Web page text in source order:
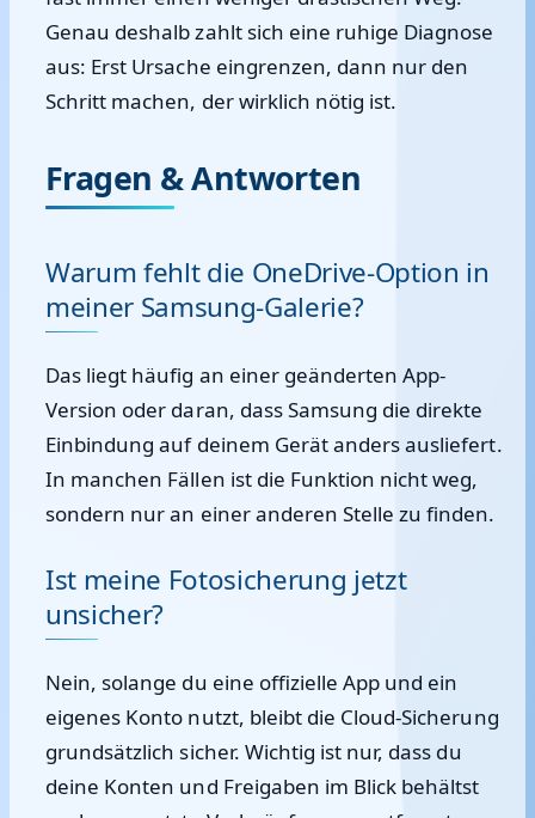
Genau deshalb zahlt sich eine ruhige Diagnose
aus: Erst Ursache eingrenzen, dann nur den
Schritt machen, der wirklich nötig ist.
Fragen & Antworten
Warum fehlt die OneDrive-Option in
meiner Samsung-Galerie?
Das liegt häufig an einer geänderten App-
Version oder daran, dass Samsung die direkte
Einbindung auf deinem Gerät anders ausliefert.
In manchen Fällen ist die Funktion nicht weg,
sondern nur an einer anderen Stelle zu finden.
Ist meine Fotosicherung jetzt
unsicher?
Nein, solange du eine offizielle App und ein
eigenes Konto nutzt, bleibt die Cloud-Sicherung
grundsätzlich sicher. Wichtig ist nur, dass du
deine Konten und Freigaben im Blick behältst